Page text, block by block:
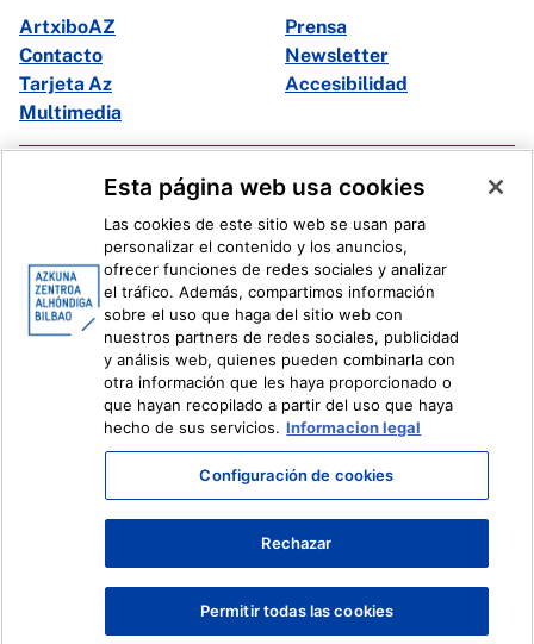
ArtxiboAZ
Prensa
Contacto
Newsletter
Tarjeta Az
Accesibilidad
Multimedia
Facebook
X
Ivoox
Información legal Sistema Interno de Información
Esta página web usa cookies
Las cookies de este sitio web se usan para
personalizar el contenido y los anuncios,
ofrecer funciones de redes sociales y analizar
el tráfico. Además, compartimos información
sobre el uso que haga del sitio web con
nuestros partners de redes sociales, publicidad
y análisis web, quienes pueden combinarla con
otra información que les haya proporcionado o
que hayan recopilado a partir del uso que haya
hecho de sus servicios. Informacion legal
Configuración de cookies
Rechazar
Permitir todas las cookies